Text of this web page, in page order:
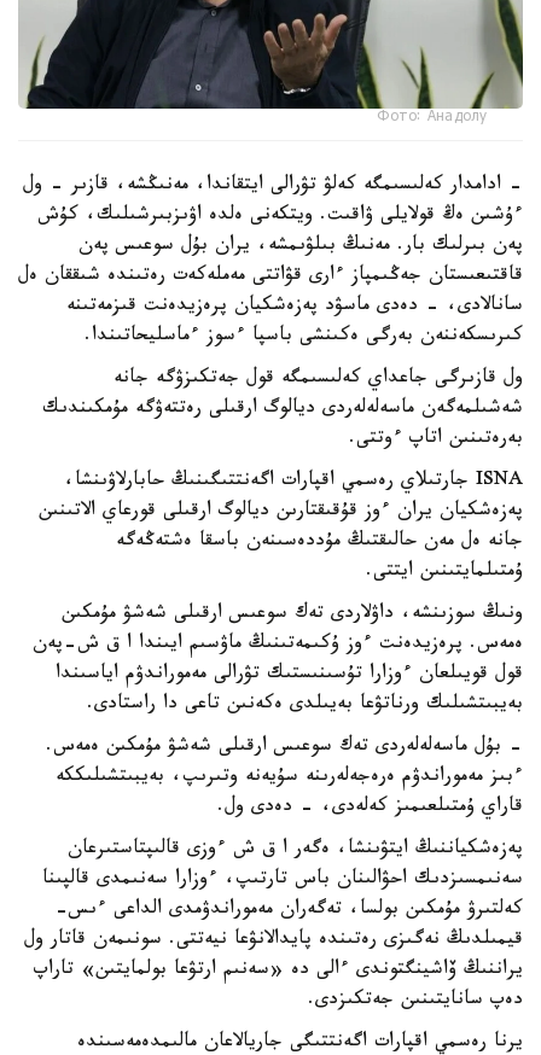
Фото: Анадолу
- ادامدار كەلىسىمگە كەلۋ تۋرالى ايتقاندا، مەنىڭشە، قازىر - ول
ءۇشىن ەڭ قولايلى ۋاقىت. ويتكەنى ەلدە اۋىزبىرشىلىك، كۇش
پەن بىرلىك بار. مەنىڭ بىلۋىمشە، يران بۇل سوعىس پەن
قاقتىعىستان جەڭىمپاز ءارى قۋاتتى مەملەكەت رەتىندە شىققان ەل
سانالادى، - دەدى ماسۋد پەزەشكيان پرەزيدەنت قىزمەتىنە
كىرىسكەننەن بەرگى ەكىنشى باسپا ءسوز ءماسليحاتىندا.
ول قازىرگى جاعداي كەلىسىمگە قول جەتكىزۋگە جانە
شەشىلمەگەن ماسەلەلەردى ديالوگ ارقىلى رەتتەۋگە مۇمكىندىك
بەرەتىنىن اتاپ ءوتتى.
ISNA جارتىلاي رەسمي اقپارات اگەنتتىگىنىڭ حابارلاۋىنشا،
پەزەشكيان يران ءوز قۇقىقتارىن ديالوگ ارقىلى قورعاي الاتىنىن
جانە ەل مەن حالىقتىڭ مۇددەسىنەن باسقا ەشتەڭەگە
ۇمتىلمايتىنىن ايتتى.
ونىڭ سوزىنشە، داۋلاردى تەك سوعىس ارقىلى شەشۋ مۇمكىن
ەمەس. پرەزيدەنت ءوز ۇكىمەتىنىڭ ماۋسىم ايىندا ا ق ش-پەن
قول قويىلعان ءوزارا تۇسىنىستىك تۋرالى مەموراندۋم اياسىندا
بەيبىتشىلىك ورناتۋعا بەيىلدى ەكەنىن تاعى دا راستادى.
- بۇل ماسەلەلەردى تەك سوعىس ارقىلى شەشۋ مۇمكىن ەمەس.
ءبىز مەموراندۋم ەرەجەلەرىنە سۇيەنە وتىرىپ، بەيبىتشىلىككە
قاراي ۇمتىلعىمىز كەلەدى، - دەدى ول.
پەزەشكياننىڭ ايتۋىنشا، ەگەر ا ق ش ءوزى قالىپتاستىرعان
سەنىمسىزدىك احۋالىنان باس تارتىپ، ءوزارا سەنىمدى قالپىنا
كەلتىرۋ مۇمكىن بولسا، تەگەران مەموراندۋمدى الداعى ءىس-
قيمىلدىڭ نەگىزى رەتىندە پايدالانۋعا نيەتتى. سونىمەن قاتار ول
يراننىڭ ۆاشينگتوندى ءالى دە «سەنىم ارتۋعا بولمايتىن» تاراپ
دەپ سانايتىنىن جەتكىزدى.
يرنا رەسمي اقپارات اگەنتتىگى جاريالاعان مالىمدەمەسىندە